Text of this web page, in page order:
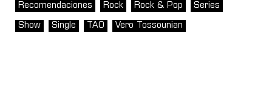
Recomendaciones Rock Rock & Pop Series
Show Single TAO Vero Tossounian